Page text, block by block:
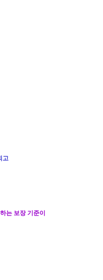
고
는 보장 기준이